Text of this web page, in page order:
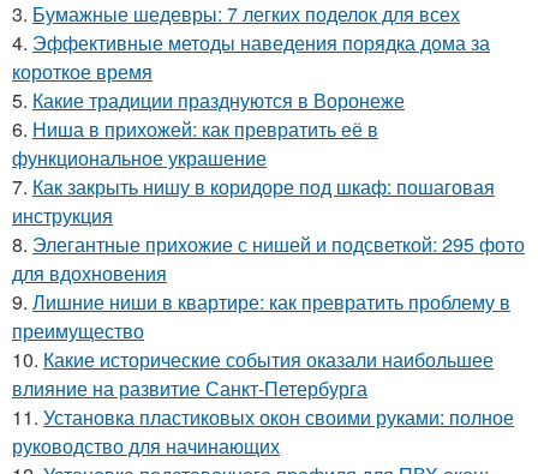
3. Бумажные шедевры: 7 легких поделок для всех
4. Эффективные методы наведения порядка дома за
короткое время
5. Какие традиции празднуются в Воронеже
6. Ниша в прихожей: как превратить её в
функциональное украшение
7. Как закрыть нишу в коридоре под шкаф: пошаговая
инструкция
8. Элегантные прихожие с нишей и подсветкой: 295 фото
для вдохновения
9. Лишние ниши в квартире: как превратить проблему в
преимущество
10. Какие исторические события оказали наибольшее
влияние на развитие Санкт-Петербурга
11. Установка пластиковых окон своими руками: полное
руководство для начинающих